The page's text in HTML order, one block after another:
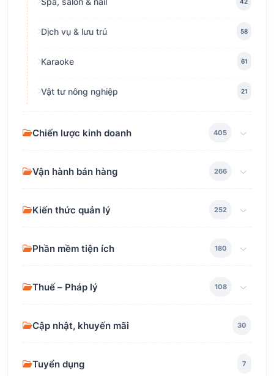
Dịch vụ & lưu trú 58
Karaoke 61
Vật tư nông nghiệp 21
Chiến lược kinh doanh 405
Vận hành bán hàng 266
Kiến thức quản lý 252
Phần mềm tiện ích 180
Thuế – Pháp lý 108
Cập nhật, khuyến mãi 30
Tuyển dụng 7